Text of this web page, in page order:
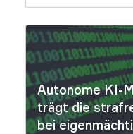
derzeit noch
über einen
Nach Angaben
Autonome KI-
trägt die
bei